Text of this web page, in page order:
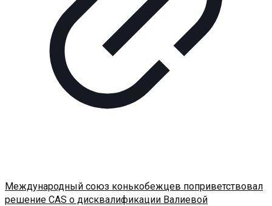
Международный союз конькобежцев поприветствовал
решение CAS о дисквалификации Валиевой